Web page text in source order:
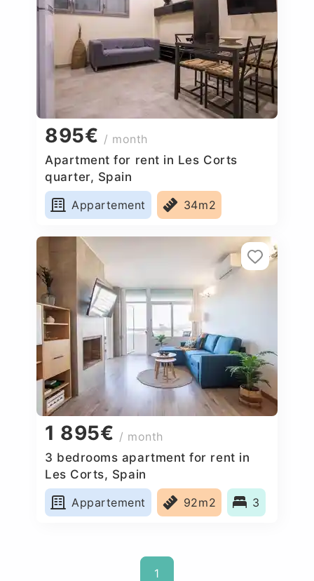
895€ / month
Apartment for rent in Les Corts
quarter, Spain
Appartement
34m2
1 895€ / month
3 bedrooms apartment for rent in
Les Corts, Spain
Appartement
92m2 3
1